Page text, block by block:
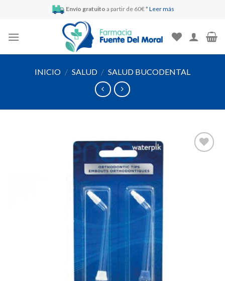
Envío gratuito a partir de 60€ * Leer más
INICIO / SALUD / SALUD BUCODENTAL